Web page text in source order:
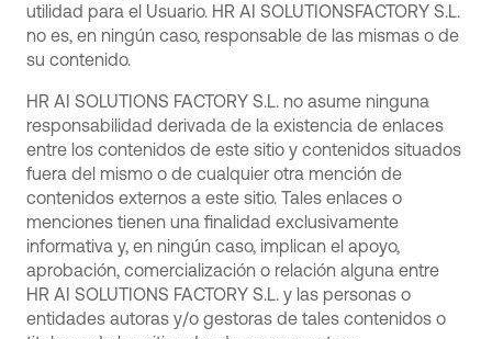
utilidad para el Usuario. HR AI SOLUTIONSFACTORY S.L.
no es, en ningún caso, responsable de las mismas o de
su contenido.
HR AI SOLUTIONS FACTORY S.L. no asume ninguna
responsabilidad derivada de la existencia de enlaces
entre los contenidos de este sitio y contenidos situados
fuera del mismo o de cualquier otra mención de
contenidos externos a este sitio. Tales enlaces o
menciones tienen una finalidad exclusivamente
informativa y, en ningún caso, implican el apoyo,
aprobación, comercialización o relación alguna entre
HR AI SOLUTIONS FACTORY S.L. y las personas o
entidades autoras y/o gestoras de tales contenidos o